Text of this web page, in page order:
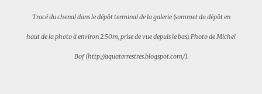
Tracé du chenal dans le dépôt terminal de la galerie (sommet du dépôt en
haut de la photo à environ 2.50m, prise de vue depuis le bas). Photo de Michel
Bof (http://aquaterrestres.blogspot.com/).